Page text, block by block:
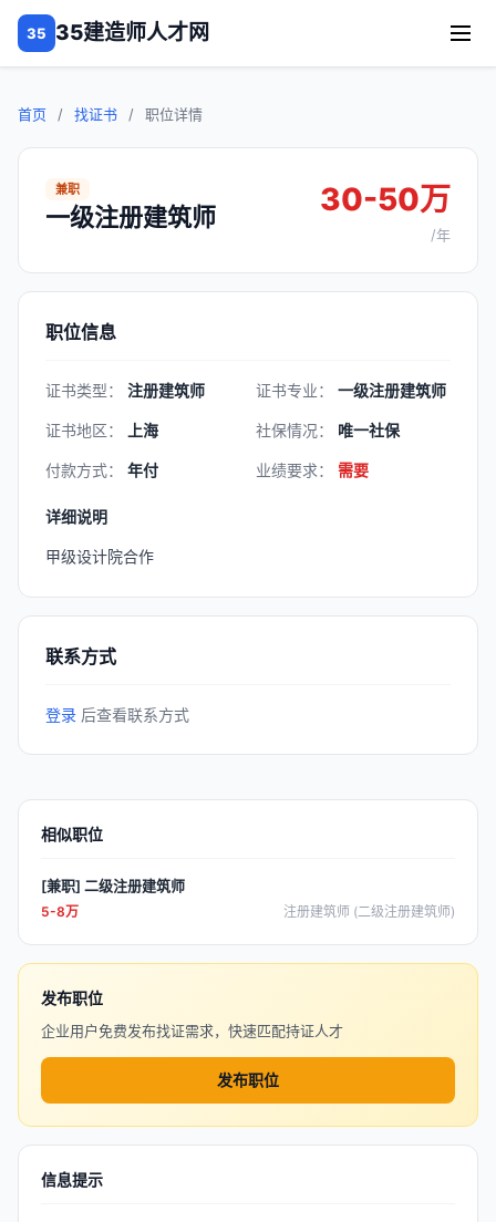
35 35建造师人才网
首页 / 找证书 / 职位详情
兼职
一级注册建筑师 30-50万
/年
职位信息
证书类型： 注册建筑师 证书专业： 一级注册建筑师
证书地区： 上海 社保情况： 唯一社保
付款方式： 年付 业绩要求： 需要
详细说明
甲级设计院合作
联系方式
登录 后查看联系方式
相似职位
[兼职] 二级注册建筑师
5-8万 注册建筑师 (二级注册建筑师)
发布职位
企业用户免费发布找证需求，快速匹配持证人才
发布职位
信息提示